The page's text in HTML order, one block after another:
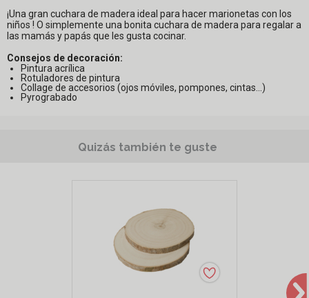
¡Una gran cuchara de madera ideal para hacer marionetas con los
niños ! O simplemente una bonita cuchara de madera para regalar a
las mamás y papás que les gusta cocinar.
Consejos de decoración:
Pintura acrílica
Rotuladores de pintura
Collage de accesorios (ojos móviles, pompones, cintas...)
Pyrograbado
Quizás también te guste